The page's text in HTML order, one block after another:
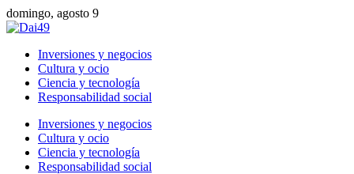
domingo, agosto 9
Inversiones y negocios
Cultura y ocio
Ciencia y tecnología
Responsabilidad social
Inversiones y negocios
Cultura y ocio
Ciencia y tecnología
Responsabilidad social